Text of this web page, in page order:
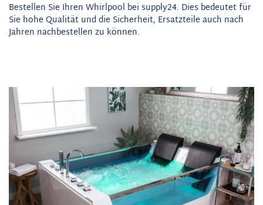
Bestellen Sie Ihren Whirlpool bei supply24. Dies bedeutet für
Sie hohe Qualität und die Sicherheit, Ersatzteile auch nach
Jahren nachbestellen zu können.